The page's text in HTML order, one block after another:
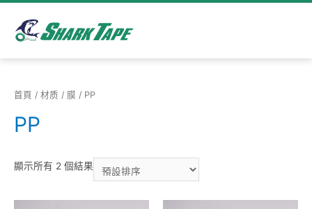
首頁 / 材质 / 膜 / PP
PP
顯示所有 2 個結果